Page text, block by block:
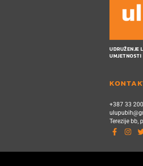
UDRUŽENJE
+387 33
Terezije bb,